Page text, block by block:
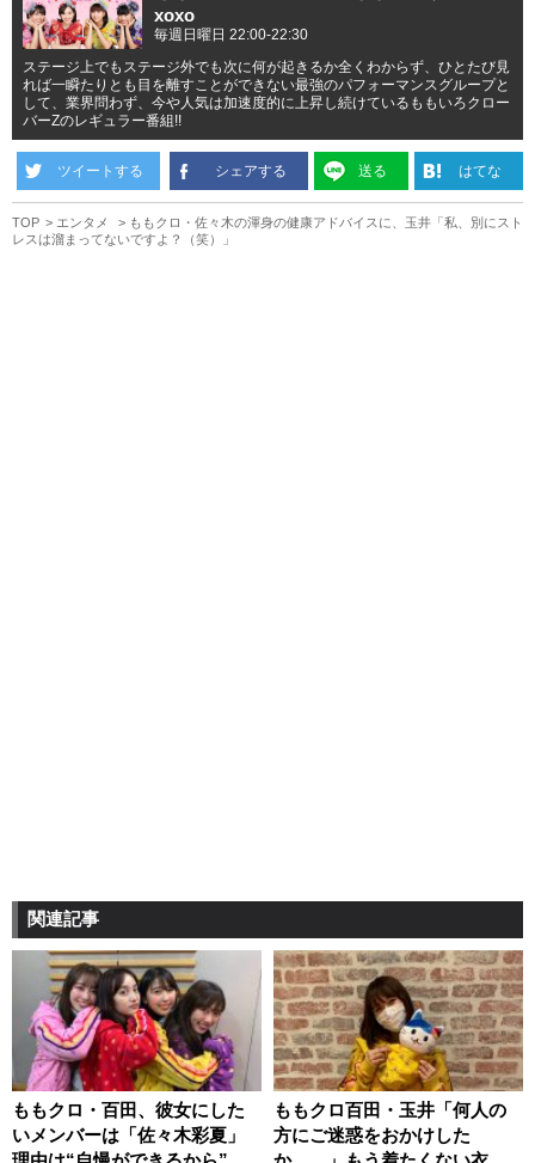
xoxo
毎週日曜日 22:00-22:30
ステージ上でもステージ外でも次に何が起きるか全くわからず、ひとたび見
れば一瞬たりとも目を離すことができない最強のパフォーマンスグループと
して、業界問わず、今や人気は加速度的に上昇し続けているももいろクロー
バーZのレギュラー番組!!
ツイートする シェアする 送る はてな
TOP エンタメ
ももクロ・佐々木の渾身の健康アドバイスに、玉井「私、別にスト
レスは溜まってないですよ？（笑）」
関連記事
ももクロ・百田、彼女にした
いメンバーは「佐々木彩夏」
ももクロ百田・玉井「何人の
方にご迷惑をおかけした